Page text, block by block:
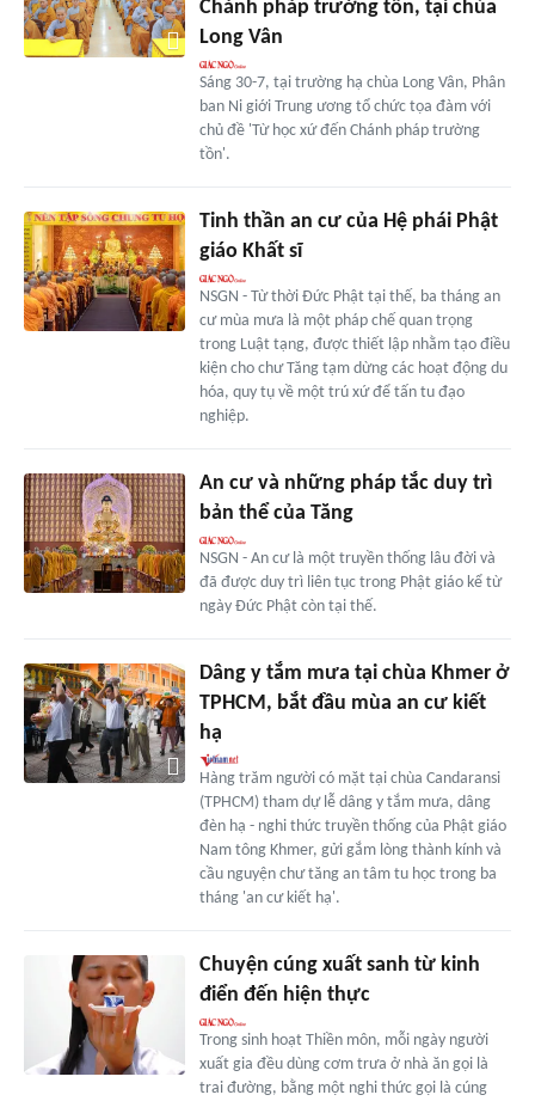
Chánh pháp trường tồn, tại chùa
Long Vân
Sáng 30-7, tại trường hạ chùa Long Vân, Phân
ban Ni giới Trung ương tổ chức tọa đàm với
chủ đề 'Từ học xứ đến Chánh pháp trường
tồn'.
Tinh thần an cư của Hệ phái Phật
giáo Khất sĩ
NSGN - Từ thời Đức Phật tại thế, ba tháng an
cư mùa mưa là một pháp chế quan trọng
trong Luật tạng, được thiết lập nhằm tạo điều
kiện cho chư Tăng tạm dừng các hoạt động du
hóa, quy tụ về một trú xứ để tấn tu đạo
nghiệp.
An cư và những pháp tắc duy trì
bản thể của Tăng
NSGN - An cư là một truyền thống lâu đời và
đã được duy trì liên tục trong Phật giáo kể từ
ngày Đức Phật còn tại thế.
Dâng y tắm mưa tại chùa Khmer ở
TPHCM, bắt đầu mùa an cư kiết
hạ
Hàng trăm người có mặt tại chùa Candaransi
(TPHCM) tham dự lễ dâng y tắm mưa, dâng
đèn hạ - nghi thức truyền thống của Phật giáo
Nam tông Khmer, gửi gắm lòng thành kính và
cầu nguyện chư tăng an tâm tu học trong ba
tháng 'an cư kiết hạ'.
Chuyện cúng xuất sanh từ kinh
điển đến hiện thực
Trong sinh hoạt Thiền môn, mỗi ngày người
xuất gia đều dùng cơm trưa ở nhà ăn gọi là
trai đường, bằng một nghi thức gọi là cúng